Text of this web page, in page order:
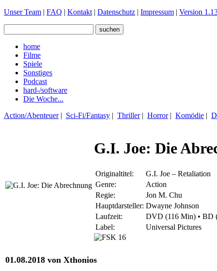
Unser Team | FAQ | Kontakt | Datenschutz | Impressum | Version
home
Filme
Spiele
Sonstiges
Podcast
hard-/software
Die Woche...
Action/Abenteuer| Sci-Fi/Fantasy | Thriller| Horror| Komödie |
G.I. Joe: Die
Originaltitel:
G.I. Joe – Retaliation
Genre:
Action
Regie:
Jon M. Chu
Hauptdarsteller: Dwayne Johnson
Laufzeit:
DVD (116 Min) • BD
Label:
Universal Pictures
01.08.2018 von Xthonios